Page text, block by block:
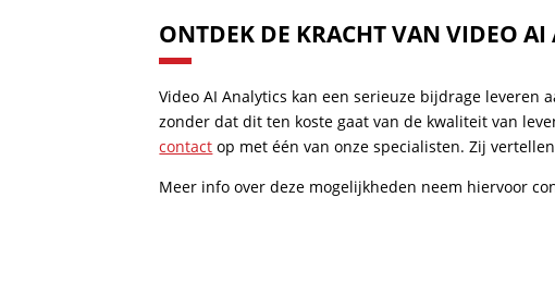
ONTDEK DE KRACHT VAN VIDEO AI
Video AI Analytics kan een serieuze bijdrage
zonder dat dit ten koste gaat van de kwaliteit van
contact op met één van onze specialisten. Zij
Meer info over deze mogelijkheden neem hiervoor